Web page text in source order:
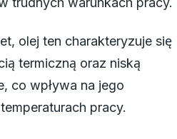
olej ten charakteryzuje się
termiczną oraz niską
co wpływa na jego
pracy.